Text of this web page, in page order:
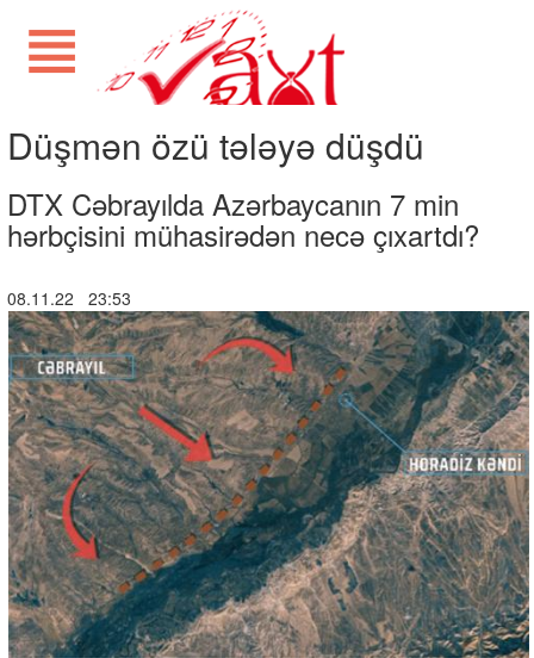
Düşmən özü tələyə düşdü
DTX Cəbrayılda Azərbaycanın 7 min
hərbçisini mühasirədən necə çıxartdı?
08.11.22 23:53